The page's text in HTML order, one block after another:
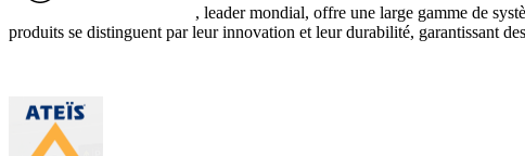
, leader mondial, offre une large gamme de
produits se distinguent par leur innovation et leur durabilité, garantissant